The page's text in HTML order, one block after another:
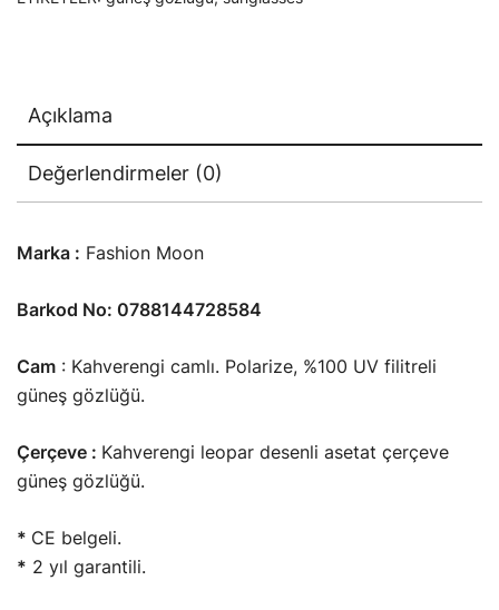
Açıklama
Değerlendirmeler (0)
Marka : Fashion Moon
Barkod No: 0788144728584
Cam : Kahverengi camlı. Polarize, %100 UV filitreli
güneş gözlüğü.
Çerçeve : Kahverengi leopar desenli asetat çerçeve
güneş gözlüğü.
* CE belgeli.
* 2 yıl garantili.